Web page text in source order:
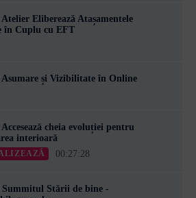
Atelier Eliberează Atașamentele
în Cuplu cu EFT
Asumare și Vizibilitate în Online
cheia evoluției pentru
interioară
00:27:28
Summitul Stării de bine -